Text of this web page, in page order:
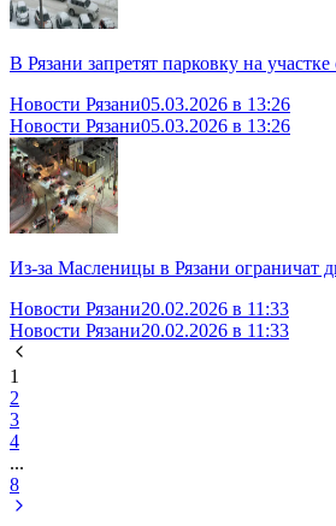
В Рязани запретят парковку на
Новости Рязани05.03.2026 в 13:26
Новости Рязани05.03.2026 в 13:26
Из-за Масленицы в Рязани ограничат
Новости Рязани20.02.2026 в 11:33
Новости Рязани20.02.2026 в 11:33
1
2
3
4
...
8